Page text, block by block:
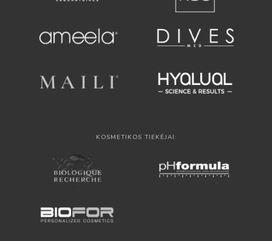
KOSMETIKOS TIEKĖJAI: